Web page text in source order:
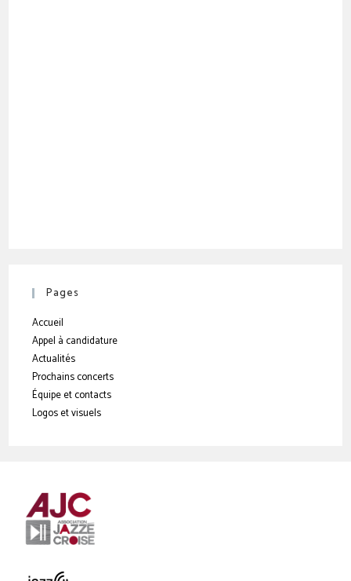
Pages
Accueil
Appel à candidature
Actualités
Prochains concerts
Équipe et contacts
Logos et visuels